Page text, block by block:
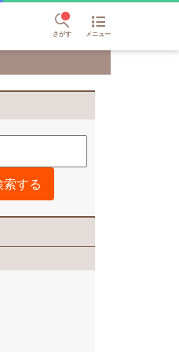
さがす メニュー